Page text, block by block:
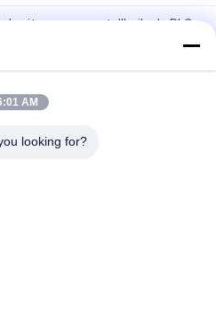
vitesse exempt d'huile de PLC
à turboréacteur
à suspension à roulement à
AM
looking for?